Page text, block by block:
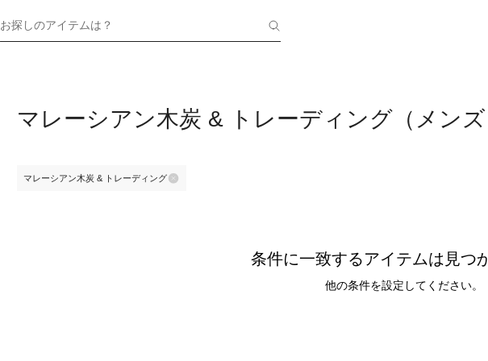
お探しのアイテムは？
マレーシアン木炭 & トレーディング（メンズ
マレーシアン木炭 & トレーディング
条件に一致するアイテムは見つ
他の条件を設定してください。